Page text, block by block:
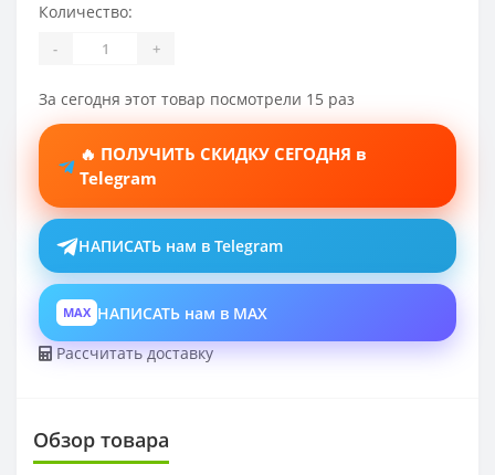
Количество:
- +
За сегодня этот товар посмотрели 15 раз
🔥 ПОЛУЧИТЬ СКИДКУ СЕГОДНЯ в
Telegram
НАПИСАТЬ нам в Telegram
MAX НАПИСАТЬ нам в MAX
Рассчитать доставку
Обзор товара